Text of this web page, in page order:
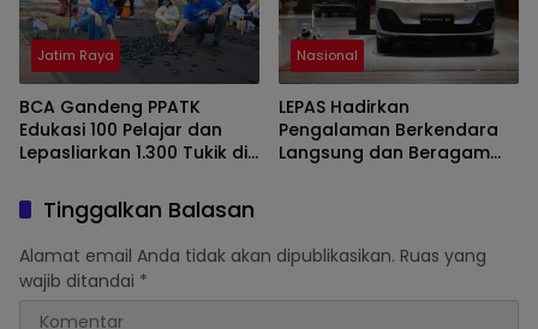
Jatim Raya
BCA Gandeng PPATK
Edukasi 100 Pelajar dan
Lepasliarkan 1.300 Tukik di
Nasional
LEPAS Hadirkan
Pengalaman Berkendara
Langsung dan Beragam
Tinggalkan Balasan
Alamat email Anda tidak akan dipublikasikan. Ruas yang
wajib ditandai *